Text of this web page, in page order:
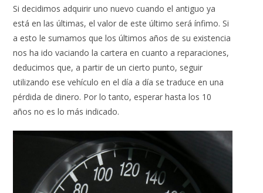
Si decidimos adquirir uno nuevo cuando el antiguo ya
está en las últimas, el valor de este último será ínfimo. Si
a esto le sumamos que los últimos años de su existencia
nos ha ido vaciando la cartera en cuanto a reparaciones,
deducimos que, a partir de un cierto punto, seguir
utilizando ese vehículo en el día a día se traduce en una
pérdida de dinero. Por lo tanto, esperar hasta los 10
años no es lo más indicado.